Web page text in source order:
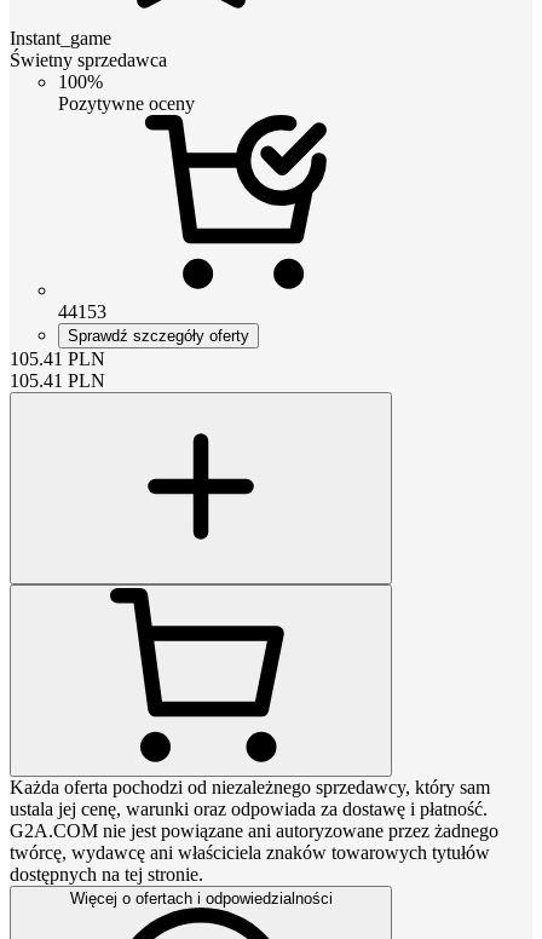
Instant_game
Świetny sprzedawca
100%
Pozytywne oceny
44153
Sprawdź szczegóły oferty
105.41 PLN
105.41 PLN
Każda oferta pochodzi od niezależnego sprzedawcy, który sam
ustala jej cenę, warunki oraz odpowiada za dostawę i płatność.
G2A.COM nie jest powiązane ani autoryzowane przez żadnego
twórcę, wydawcę ani właściciela znaków towarowych tytułów
dostępnych na tej stronie.
Więcej o ofertach i odpowiedzialności